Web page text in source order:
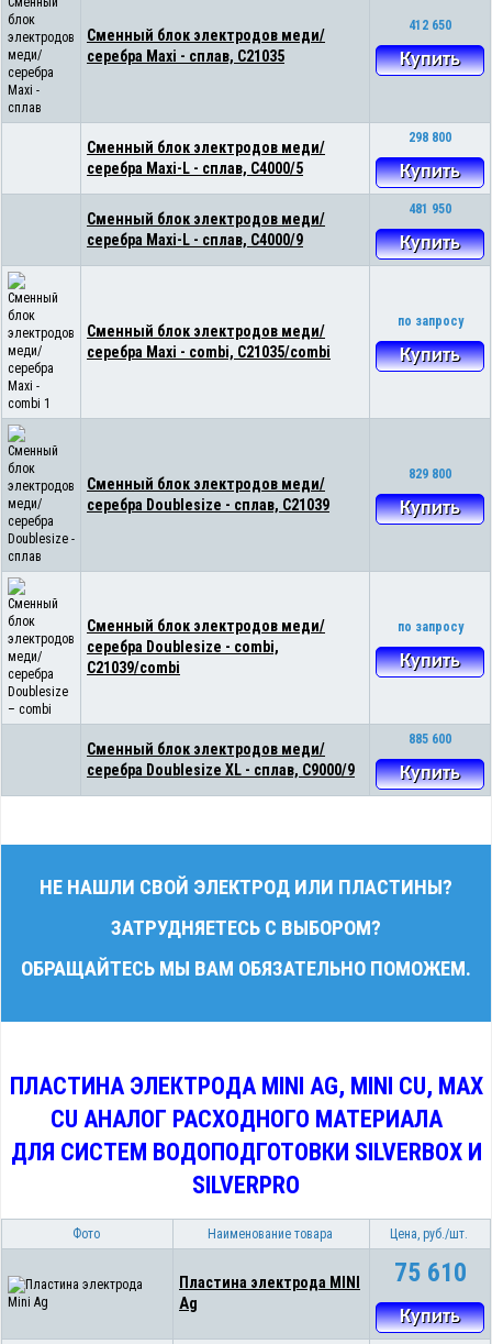
Сменный блок электродов меди/
серебра Maxi - сплав, С21035
412 650
Купить
Сменный блок электродов меди/
серебра Maxi-L - сплав, С4000/5
298 800
Купить
Сменный блок электродов меди/
серебра Maxi-L - сплав, С4000/9
481 950
Купить
Сменный блок электродов меди/
серебра Maxi - combi, C21035/combi
по запросу
Купить
Сменный блок электродов меди/
серебра Doublesize - сплав, С21039
829 800
Купить
Сменный блок электродов меди/
серебра Doublesize - combi,
С21039/combi
по запросу
Купить
Сменный блок электродов меди/
серебра Doublesize XL - сплав, C9000/9
885 600
Купить
НЕ НАШЛИ СВОЙ ЭЛЕКТРОД ИЛИ ПЛАСТИНЫ?
ЗАТРУДНЯЕТЕСЬ С ВЫБОРОМ?
ОБРАЩАЙТЕСЬ МЫ ВАМ ОБЯЗАТЕЛЬНО ПОМОЖЕМ.
ПЛАСТИНА ЭЛЕКТРОДА MINI AG, MINI CU, MAX
CU АНАЛОГ РАСХОДНОГО МАТЕРИАЛА
ДЛЯ СИСТЕМ ВОДОПОДГОТОВКИ SILVERBOX И
SILVERPRO
Фото Наименование товара Цена, руб./шт.
Пластина электрода MINI
Ag
75 610
Купить